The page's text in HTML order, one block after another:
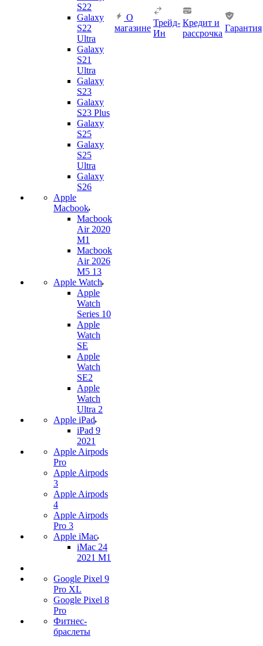
S22
Galaxy
S22
Ultra
Galaxy
S21
Ultra
Galaxy
S23
Galaxy
S23 Plus
Galaxy
S25
Galaxy
S25
Ultra
Galaxy
S26
Apple
Macbook
Macbook
Air 2020
M1
Macbook
Air 2026
M5 13
Apple Watch
Apple
Watch
Series 10
Apple
Watch
SE
Apple
Watch
SE2
Apple
Watch
Ultra 2
Apple iPad
iPad 9
2021
Apple Airpods
Pro
Apple Airpods
3
Apple Airpods
4
Apple Airpods
Pro 3
Apple iMac
iMac 24
2021 M1
Google Pixel 9
Pro XL
Google Pixel 8
Pro
Фитнес-
браслеты
О
магазине
Трейд-
Ин
Кредит и
рассрочка
Гарантия